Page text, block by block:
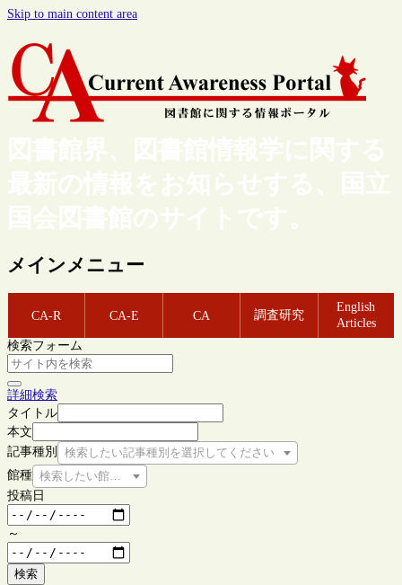
Skip to main content area
図書館界、図書館情報学に関する
最新の情報をお知らせする、国立
国会図書館のサイトです。
メインメニュー
CA-R CA-E CA 調査研究
English
Articles
検索フォーム
詳細検索
タイトル
本文
記事種別
検索したい記事種別を選択してください
館種 検索したい館種を選択してください
投稿日
～
検索